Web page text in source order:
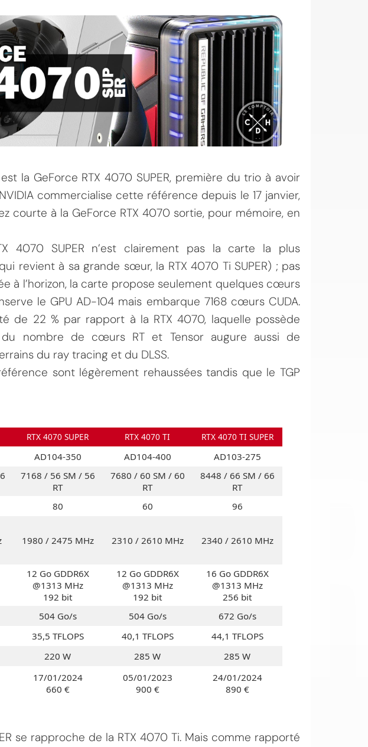
la GeForce RTX 4070 SUPER, première du trio à avoir
commercialise cette référence depuis le 17 janvier,
courte à la GeForce RTX 4070 sortie, pour mémoire, en
4070 SUPER n’est clairement pas la carte la plus
revient à sa grande sœur, la RTX 4070 Ti SUPER) ; pas
à l’horizon, la carte propose seulement quelques cœurs
le GPU AD-104 mais embarque 7168 cœurs CUDA.
de 22 % par rapport à la RTX 4070, laquelle possède
du nombre de cœurs RT et Tensor augure aussi de
du ray tracing et du DLSS.
sont légèrement rehaussées tandis que le TGP
RTX 4070 SUPER RTX 4070 TI RTX 4070 TI SUPER
AD104-350 AD104-400 AD103-275
7168 / 56 SM / 56
RT
7680 / 60 SM / 60
RT
8448 / 66 SM / 66
RT
80 60 96
1980 / 2475 MHz 2310 / 2610 MHz 2340 / 2610 MHz
12 Go GDDR6X
@1313 MHz
192 bit
12 Go GDDR6X
@1313 MHz
192 bit
16 Go GDDR6X
@1313 MHz
256 bit
504 Go/s 504 Go/s 672 Go/s
35,5 TFLOPS 40,1 TFLOPS 44,1 TFLOPS
220 W 285 W 285 W
17/01/2024
660 €
05/01/2023
900 €
24/01/2024
890 €
se rapproche de la RTX 4070 Ti. Mais comme rapporté